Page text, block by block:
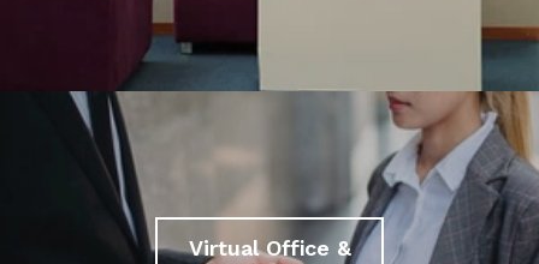
Virtual Office &